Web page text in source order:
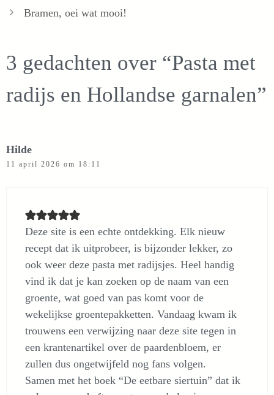
Bramen, oei wat mooi!
3 gedachten over “Pasta met
radijs en Hollandse garnalen”
Hilde
11 april 2026 om 18:11
Deze site is een echte ontdekking. Elk nieuw
recept dat ik uitprobeer, is bijzonder lekker, zo
ook weer deze pasta met radijsjes. Heel handig
vind ik dat je kan zoeken op de naam van een
groente, wat goed van pas komt voor de
wekelijkse groentepakketten. Vandaag kwam ik
trouwens een verwijzing naar deze site tegen in
een krantenartikel over de paardenbloem, er
zullen dus ongetwijfeld nog fans volgen.
Samen met het boek “De eetbare siertuin” dat ik